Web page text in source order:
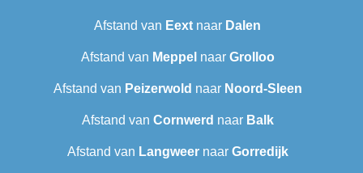
Afstand van Eext naar Dalen
Afstand van Meppel naar Grolloo
Afstand van Peizerwold naar Noord-Sleen
Afstand van Cornwerd naar Balk
Afstand van Langweer‎naar Gorredijk